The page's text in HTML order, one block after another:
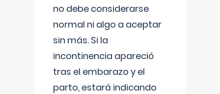
no debe considerarse
normal ni algo a aceptar
sin más. Si la
incontinencia apareció
tras el embarazo y el
parto, estará indicando